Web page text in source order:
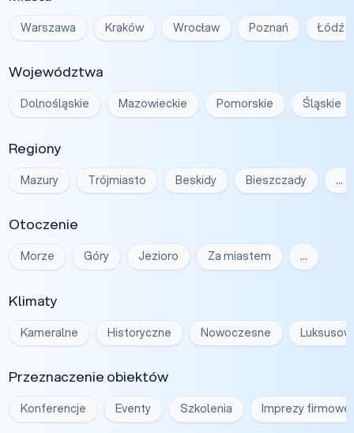
Warszawa Kraków Wrocław Poznań Łódź
Województwa
Dolnośląskie Mazowieckie Pomorskie Śląskie
Regiony
Mazury Trójmiasto Beskidy Bieszczady …
Otoczenie
Morze Góry Jezioro Za miastem …
Klimaty
Kameralne Historyczne Nowoczesne
Przeznaczenie obiektów
Konferencje Eventy Szkolenia Imprezy firmowe